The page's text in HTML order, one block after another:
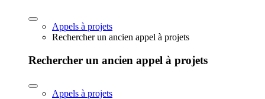
Appels à projets
Rechercher un ancien appel à projets
Rechercher un ancien appel à projets
Appels à projets